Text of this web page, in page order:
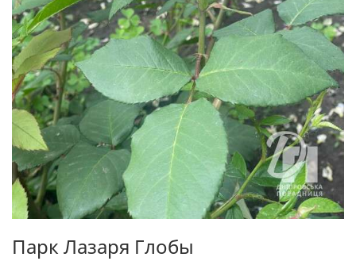
Парк Лазаря Глобы